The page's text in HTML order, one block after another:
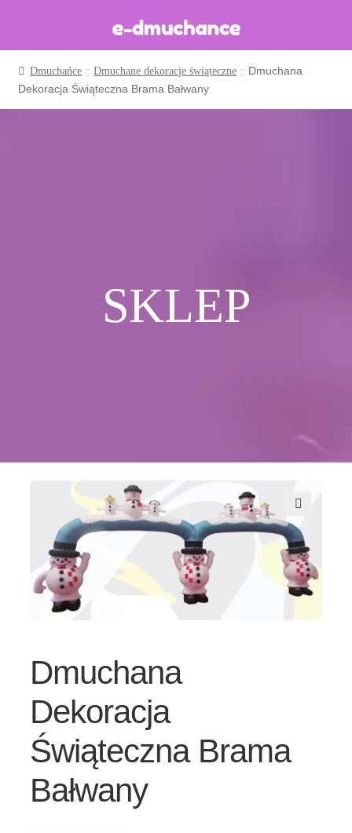
Dmuchańce w magazynie
Produkcja Dmuchańców
Sale Zabaw
Dmuchańce Dmuchane dekoracje świąteczne
Dmuchana
Dekoracja Świąteczna Brama Bałwany
Dmuchana
Dekoracja
Świąteczna Brama
Bałwany